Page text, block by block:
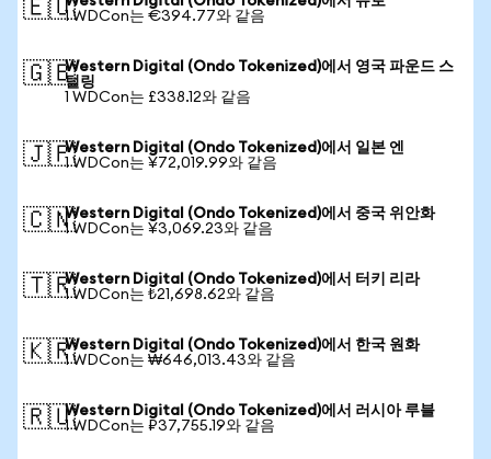
🇪🇺1 WDCon는 €394.77와 같음
🇬🇧Western Digital (Ondo Tokenized)에서 영국 파운드 스
털링
1 WDCon는 £338.12와 같음
🇯🇵Western Digital (Ondo Tokenized)에서 일본 엔
1 WDCon는 ¥72,019.99와 같음
🇨🇳Western Digital (Ondo Tokenized)에서 중국 위안화
1 WDCon는 ¥3,069.23와 같음
🇹🇷Western Digital (Ondo Tokenized)에서 터키 리라
1 WDCon는 ₺21,698.62와 같음
🇰🇷Western Digital (Ondo Tokenized)에서 한국 원화
1 WDCon는 ₩646,013.43와 같음
🇷🇺Western Digital (Ondo Tokenized)에서 러시아 루블
1 WDCon는 ₽37,755.19와 같음